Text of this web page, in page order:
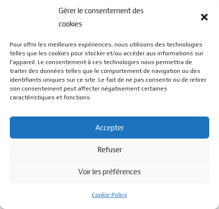
Gérer le consentement des
cookies
Pour offrir les meilleures expériences, nous utilisons des technologies
telles que les cookies pour stocker et/ou accéder aux informations sur
l'appareil. Le consentement à ces technologies nous permettra de
traiter des données telles que le comportement de navigation ou des
identifiants uniques sur ce site. Le fait de ne pas consentir ou de retirer
son consentement peut affecter négativement certaines
caractéristiques et fonctions.
Accepter
Refuser
Voir les préférences
Cookie Policy